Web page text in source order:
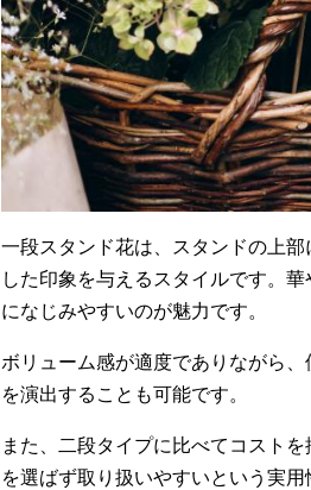
一段スタンド花は、スタンドの上
した印象を与えるスタイルです。
になじみやすいのが魅力です。
ボリューム感が適度でありながら
を演出することも可能です。
また、二段タイプに比べてコスト
を選ばず取り扱いやすいという実